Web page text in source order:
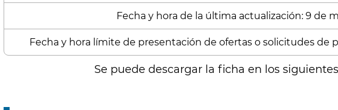
Fecha y hora de la última actualización: 9 de
Fecha y hora límite de presentación de ofertas o solicitudes de
Se puede descargar la ficha en los